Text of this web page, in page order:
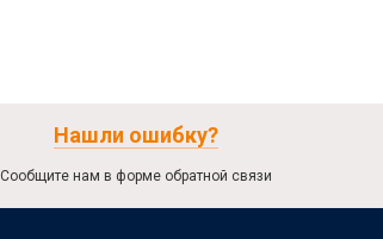
Нашли ошибку?
Сообщите нам в форме обратной связи